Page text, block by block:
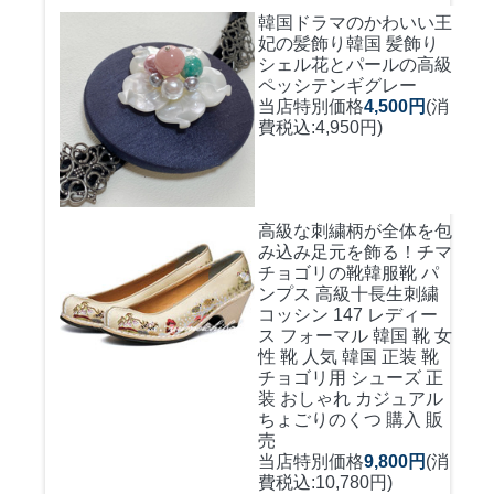
韓国ドラマのかわいい王
妃の髪飾り 韓国 髪飾り
シェル花とパールの高級
ペッシテンギグレー
当店特別価格4,500円 (消
費税込:4,950円)
高級な刺繍柄が全体を包
み込み足元を飾る！ チマ
チョゴリの靴韓服靴 パ
ンプス 高級十長生刺繍
コッシン 147 レディー
ス フォーマル 韓国 靴 女
性 靴 人気 韓国 正装 靴
チョゴリ用 シューズ 正
装 おしゃれ カジュアル
ちょごりのくつ 購入 販
売
当店特別価格9,800円 (消
費税込:10,780円)